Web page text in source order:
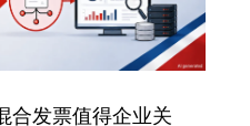
合发票值得企业关